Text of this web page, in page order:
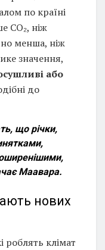
по країні
CO₂, ніж
менша, ніж
значення,
або
до
що річки,
Маавара.
нових
роблять клімат